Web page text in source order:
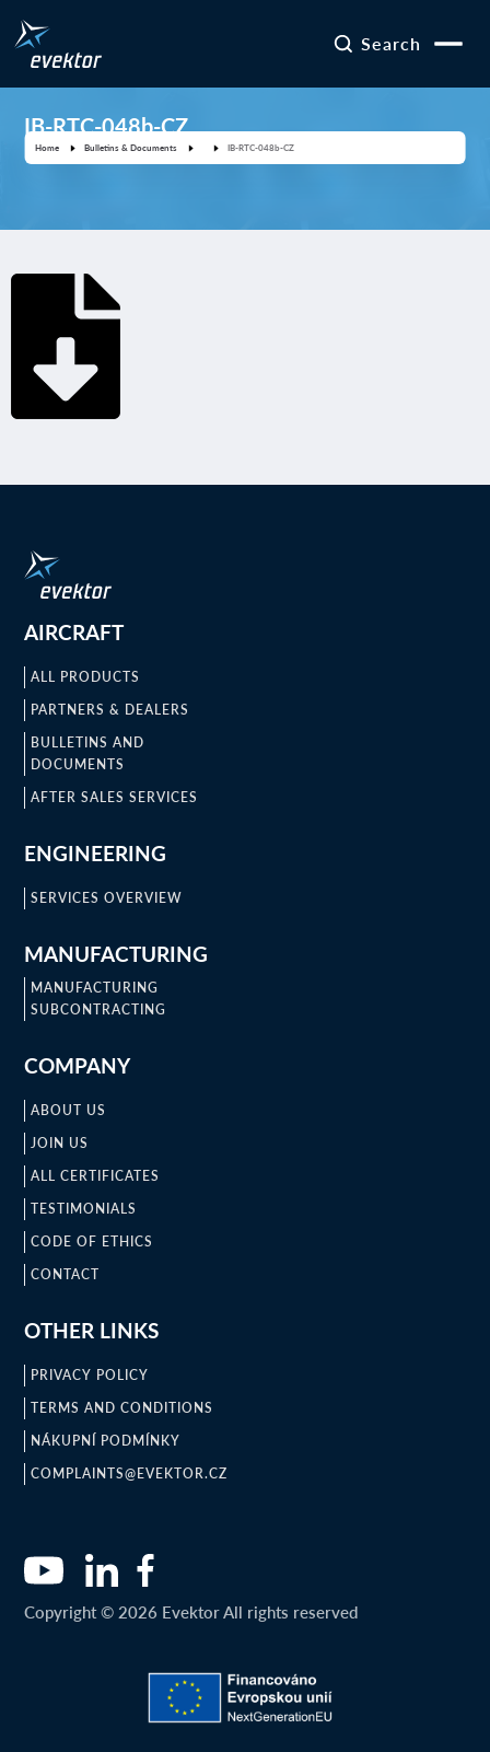
Search
IB-RTC-048b-CZ
Home Bulletins & Documents IB-RTC-048b-CZ
AIRCRAFT
ALL PRODUCTS
PARTNERS & DEALERS
BULLETINS AND
DOCUMENTS
AFTER SALES SERVICES
ENGINEERING
SERVICES OVERVIEW
MANUFACTURING
MANUFACTURING
SUBCONTRACTING
COMPANY
ABOUT US
JOIN US
ALL CERTIFICATES
TESTIMONIALS
CODE OF ETHICS
CONTACT
OTHER LINKS
PRIVACY POLICY
TERMS AND CONDITIONS
NÁKUPNÍ PODMÍNKY
COMPLAINTS@EVEKTOR.CZ
Copyright © 2026 Evektor All rights reserved